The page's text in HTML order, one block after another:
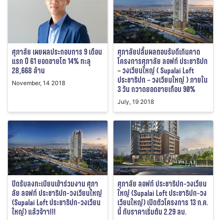
ศุภาลัย เผยผลประกอบการ 9 เดือน
แรก ปี 61 ยอดขายโต 14% ทะลุ
28,668 ล้าน
November, 14 2018
ศุภาลัยปลื้มผลตอบรับดีเกินคาด
โครงการศุภาลัย ลอฟท์ ประชาธิปก
– วงเวียนใหญ่ ( Supalai Loft
ประชาธิปก – วงเวียนใหญ่ ) ภายใน
3 วัน กวาดยอดขายเกือบ 90%
July, 19 2018
ปิดรับลงทะเบียนเข้าร่วมงาน ศุภา
ลัย ลอฟท์ ประชาธิปก-วงเวียนใหญ่
(Supalai Loft ประชาธิปก-วงเวียน
ใหญ่) แล้วจ้าา!!!
ศุภาลัย ลอฟท์ ประชาธิปก-วงเวียน
ใหญ่ (Supalai Loft ประชาธิปก-วง
เวียนใหญ่) เปิดตัวโครงการ 13 ก.ค.
นี้ กับราคาเริ่มต้น 2.29 ลบ.